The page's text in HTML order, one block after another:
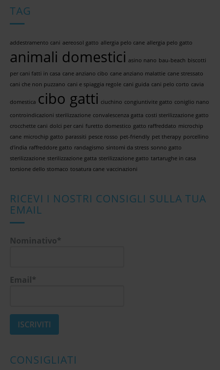
TAG
addestramento cani aereosol gatto allergia pelo cane allergia pelo gatto
animali domestici asino nano bau-beach biscotti
per cani fatti in casa cane anziano cibo cane anziano malattie cane stressato
cani che non puzzano cani e spiaggia regole cani guida cani pelo corto cavia
domestica cibo gatti ciuchino congiuntivite gatto coniglio nano
controindicazioni sterilizzazione convalescenza gatta costi sterilizzazione gatto
crocchette cani dolci per cani furetto domestico gatto raffreddato microchip
cane microchip gatto parassiti pesce rosso pet-friendly pet therapy porcellino
d'india raffreddore gatto randagismo sintomi da stress sonno gatto
sterilizzazione sterilizzazione gatta sterilizzazione gatto tartarughe in casa
torsione dello stomaco tosatura cane vaccinazioni
RICEVI I NOSTRI CONSIGLI SULLA TUA
EMAIL
Nominativo*
Email*
CONSIGLIATI